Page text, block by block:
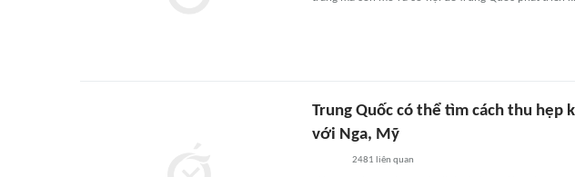
Trung Quốc có thể tìm cách thu hẹp
với Nga, Mỹ
2481 liên quan